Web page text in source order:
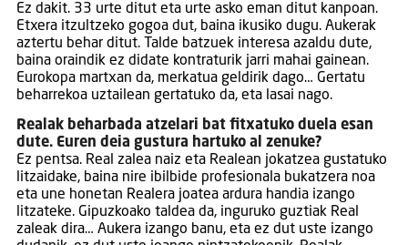
Ez dakit. 33 urte ditut eta urte asko eman ditut kanpoan.
Etxera itzultzeko gogoa dut, baina ikusiko dugu. Aukerak
aztertu behar ditut. Talde batzuek interesa azaldu dute,
baina oraindik ez didate kontraturik jarri mahai gainean.
Eurokopa martxan da, merkatua geldirik dago… Gertatu
beharrekoa uztailean gertatuko da, eta lasai nago.
Realak beharbada atzelari bat fitxatuko duela esan
dute. Euren deia gustura hartuko al zenuke?
Ez pentsa. Real zalea naiz eta Realean jokatzea gustatuko
litzaidake, baina nire ibilbide profesionala bukatzera noa
eta une honetan Realera joatea ardura handia izango
litzateke. Gipuzkoako taldea da, inguruko guztiak Real
zaleak dira… Aukera izango banu, eta ez dut uste izango